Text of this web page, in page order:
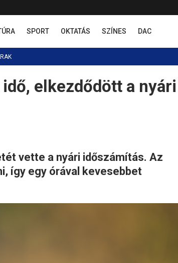
SPORT OKTATÁS SZÍNES DAC
elkezdődött a nyári
vette a nyári időszámítás. Az
így egy órával kevesebbet